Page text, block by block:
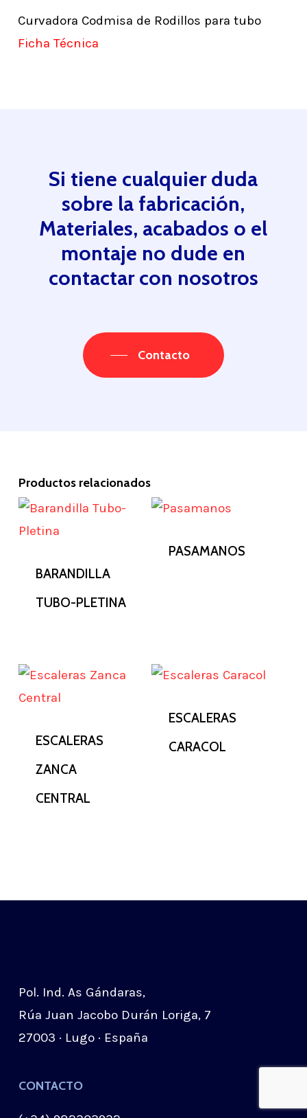
Curvadora Codmisa de Rodillos para tubo
Ficha Técnica
Si tiene cualquier duda
sobre la fabricación,
Materiales, acabados o el
montaje no dude en
contactar con nosotros
Contacto
Productos relacionados
BARANDILLA
TUBO-PLETINA
PASAMANOS
ESCALERAS
ZANCA
CENTRAL
ESCALERAS
CARACOL
Pol. Ind. As Gándaras,
Rúa Juan Jacobo Durán Loriga, 7
27003 · Lugo · España
CONTACTO